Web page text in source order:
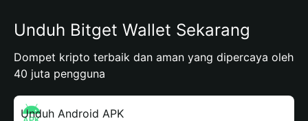
Unduh Bitget Wallet Sekarang
Dompet kripto terbaik dan aman yang dipercaya oleh
40 juta pengguna
Unduh Android APK